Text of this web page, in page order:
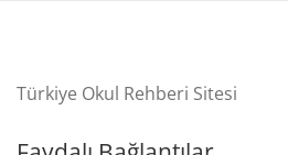
Türkiye Okul Rehberi Sitesi